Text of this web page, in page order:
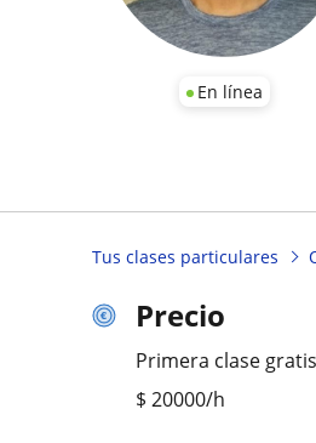
En línea
Tus clases particulares
Precio
Primera clase gratis
$ 20000/h